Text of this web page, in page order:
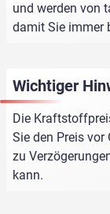
und werden von
damit Sie immer
Wichtiger
Die
Sie den Preis
zu
kann.